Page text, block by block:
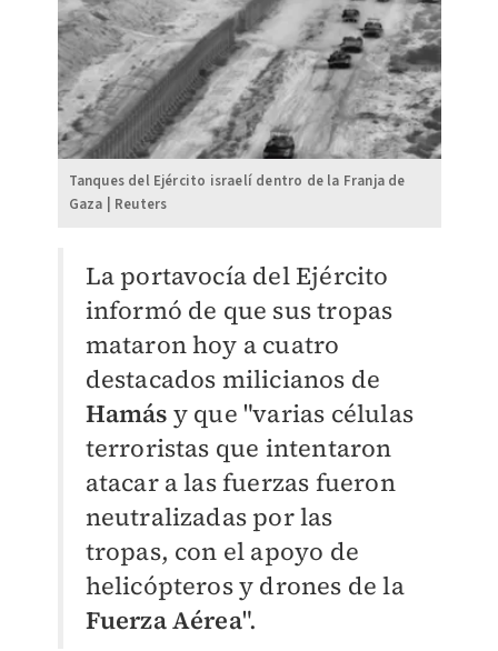
Tanques del Ejército israelí dentro de la Franja de
Gaza | Reuters
La portavocía del Ejército
informó de que sus tropas
mataron hoy a cuatro
destacados milicianos de
Hamás y que "varias células
terroristas que intentaron
atacar a las fuerzas fueron
neutralizadas por las
tropas, con el apoyo de
helicópteros y drones de la
Fuerza Aérea".